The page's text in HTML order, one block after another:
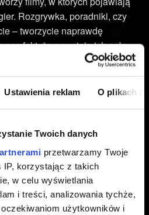
Ustawienia reklam O plikach
Twoich danych
przetwarzamy Twoje
IP, korzystając z takich
w celu wyświetlania
i treści, analizowania tychże,
użytkowników i
Rozgrywka, poradniki, czy
– tworzycie naprawdę
nas fakt, że powstaje ich całe
uwielbiamy oglądać Waszą
i nadawajcie na żywo za
Twitcha, oraz innych platform
użycie materiałów z
Wasza twórczość nie powstaje
oznacza, że nie możecie
za dostęp do niej, a także
jej podmiotom trzecim za
postaci.